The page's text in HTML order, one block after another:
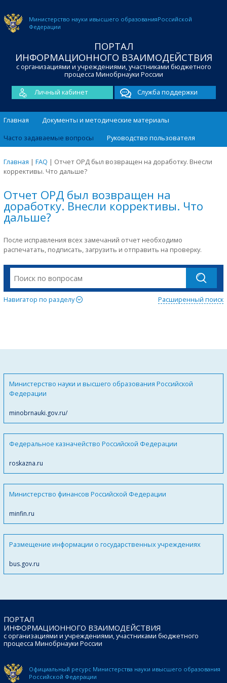
Министерство науки ивысшего образованияРоссийской
Федерации
ПОРТАЛ
ИНФОРМАЦИОННОГО ВЗАИМОДЕЙСТВИЯ
с организациями и учреждениями, участниками бюджетного
процесса Минобрнауки России
Личный кабинет
Служба поддержки
Главная
Документы и методические материалы
Часто задаваемые вопросы
Руководство пользователя
Главная | FAQ | Отчет ОРД был возвращен на доработку. Внесли
коррективы. Что дальше?
Отчет ОРД был возвращен на
доработку. Внесли коррективы. Что
дальше?
После исправления всех замечаний отчет необходимо
распечатать, подписать, загрузить и отправить на проверку.
Навигатор по разделу Расширенный поиск
Министерство науки и высшего образования Российской
Федерации
minobrnauki.gov.ru/
Федеральное казначейство Российской Федерации
roskazna.ru
Министерство финансов Российской Федерации
minfin.ru
Размещение информации о государственных учреждениях
bus.gov.ru
ПОРТАЛ
ИНФОРМАЦИОННОГО ВЗАИМОДЕЙСТВИЯ
с организациями и учреждениями, участниками бюджетного
процесса Минобрнауки России
Официальный ресурс Министерства науки ивысшего образования
Российской Федерации